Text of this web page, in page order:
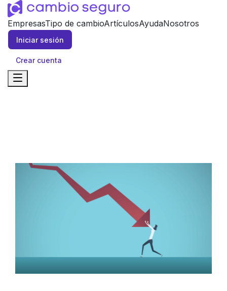
EmpresasTipo de cambioArtículosAyudaNosotros
Iniciar sesión
Crear cuenta